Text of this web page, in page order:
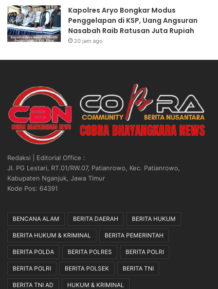
Kapolres Aryo Bongkar Modus
Penggelapan di KSP, Uang Angsuran
Nasabah Raib Ratusan Juta Rupiah
20 jam ago
Redaksi | Editorial Office :
Jl. PG Lestari, RT.01/RW.07, Patianrowo, Kec. Patianrowo,
Kabupaten Nganjuk, Jawa Timur
Kode Pos: 64391
BENCANA ALAM BERITA DAERAH BERITA HUKUM
BERITA HUKUM & KRIMINAL BERITA PEMERINTAH
BERITA POLDA BERITA POLRES BERITA POLRI
BERITA POLRI BERITA POLSEK BERITA TNI
BERITA TNI AD HUKUM & KRIMINAL